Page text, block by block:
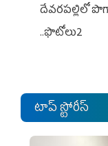
దేవరపల్లిలో
..ఫొటోలు2
టాప్ స్టోరీస్